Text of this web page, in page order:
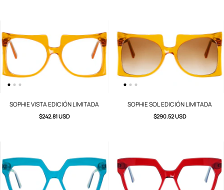
SOPHIE VISTA EDICIÓN LIMITADA
$242.81 USD
SOPHIE SOL EDICIÓN LIMITADA
$290.52 USD